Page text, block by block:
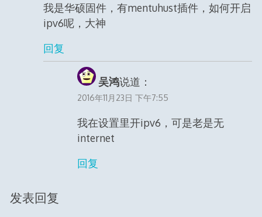
我是华硕固件，有mentuhust插件，如何开启
ipv6呢，大神
回复
吴鸿说道：
2016年11月23日 下午7:55
我在设置里开ipv6，可是老是无
internet
回复
发表回复